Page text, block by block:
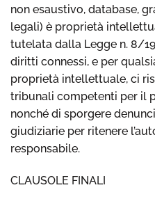
non esaustivo, database,
legali) è proprietà
tutelata dalla Legge n. 8/
diritti connessi, e per
proprietà intellettuale, ci
tribunali competenti per il
nonché di sporgere
giudiziarie per ritenere
responsabile.
CLAUSOLE FINALI